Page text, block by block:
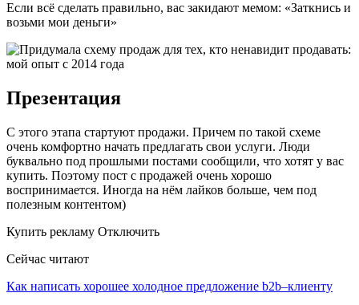
Если всё сделать правильно, вас закидают мемом: «Заткнись и
возьми мои деньги»
Презентация
С этого этапа стартуют продажи. Причем по такой схеме
очень комфортно начать предлагать свои услуги. Люди
буквально под прошлыми постами сообщили, что хотят у вас
купить. Поэтому пост с продажей очень хорошо
воспринимается. Иногда на нём лайков больше, чем под
полезным контентом)
Купить рекламу Отключить
Сейчас читают
Как написать хорошее холодное предложение b2b–клиенту